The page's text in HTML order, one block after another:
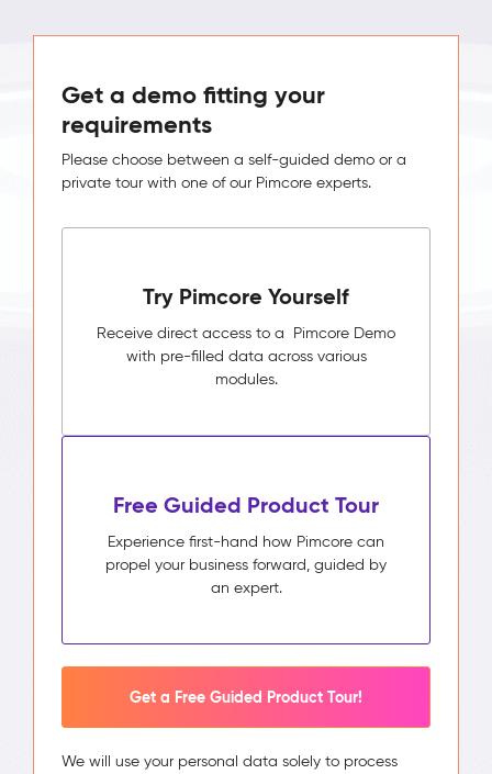
Get a demo fitting your
requirements
Please choose between a self-guided demo or a
private tour with one of our Pimcore experts.
Try Pimcore Yourself
Receive direct access to a Pimcore Demo
with pre-filled data across various
modules.
Free Guided Product Tour
Experience first-hand how Pimcore can
propel your business forward, guided by
an expert.
Get a Free Guided Product Tour!
We will use your personal data solely to process